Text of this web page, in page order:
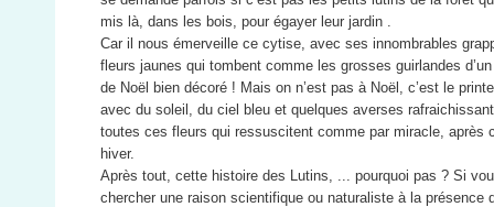
mis là, dans les bois, pour égayer leur jardin .
Car il nous émerveille ce cytise, avec ses innombrables
fleurs jaunes qui tombent comme les grosses guirlandes
de Noël bien décoré ! Mais on n’est pas à Noël, c’est le
avec du soleil, du ciel bleu et quelques averses
toutes ces fleurs qui ressuscitent comme par miracle, après
hiver.
Après tout, cette histoire des Lutins, ... pourquoi pas ? Si
chercher une raison scientifique ou naturaliste à la présence